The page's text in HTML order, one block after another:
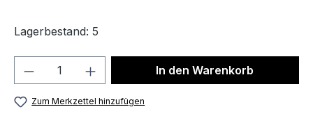
Lagerbestand: 5
Produkt Anzahl: Gib denIn den Warenkorb
Zum Merkzettel hinzufügen